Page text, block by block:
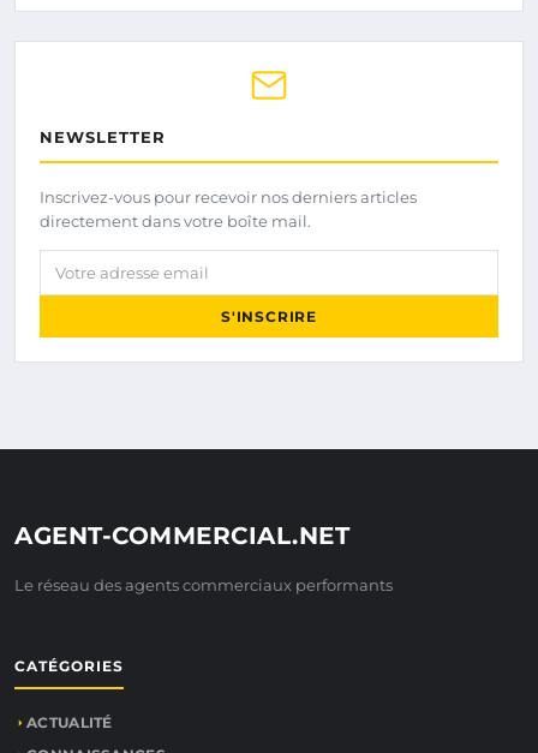
NEWSLETTER
Inscrivez-vous pour recevoir nos derniers articles
directement dans votre boîte mail.
Votre adresse email
S'INSCRIRE
AGENT-COMMERCIAL.NET
Le réseau des agents commerciaux performants
CATÉGORIES
ACTUALITÉ